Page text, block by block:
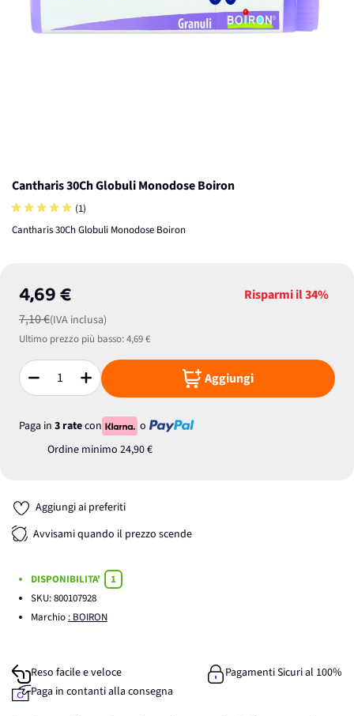
Cantharis 30Ch Globuli Monodose Boiron
(1)
Cantharis 30Ch Globuli Monodose Boiron
4,69 €
7,10 €(IVA inclusa)
Risparmi il34%
Ultimo prezzo più basso:4,69 €
Quantità Aggiungi
Paga in 3 ratecon
o
Ordine minimo 24,90 €
Aggiungi ai preferiti
Avvisami quando il prezzo scende
DISPONIBILITA'
1
SKU:800107928
Marchio : BOIRON
Reso facile e veloce
Pagamenti Sicuri al 100%
Paga in contanti alla consegna